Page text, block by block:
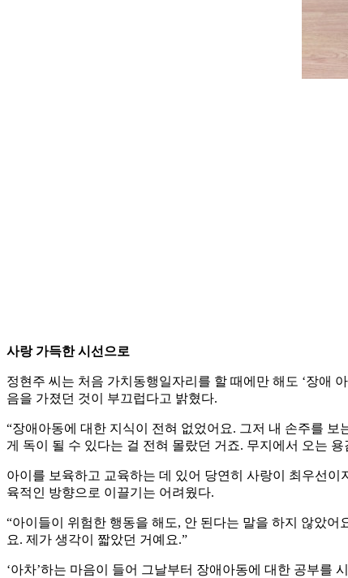
사랑 가득한 시선으로
정현주 씨는 처음 가치동행일자리를 할 때에만 해도 ‘장애
음을 가졌던 것이 부끄럽다고 밝혔다.
“장애아동에 대한 지식이 전혀 없었어요. 그저 내 손주를
게 독이 될 수 있다는 걸 전혀 몰랐던 거죠. 무지에서 오는
아이를 보육하고 교육하는 데 있어 당연히 사랑이 최우선
육적인 방향으로 이끌기는 어려웠다.
“아이들이 위험한 행동을 해도, 안 된다는 말을 하지 않았
요. 제가 생각이 짧았던 거예요.”
‘아차’하는 마음이 들어 그날부터 장애아동에 대한 공부를